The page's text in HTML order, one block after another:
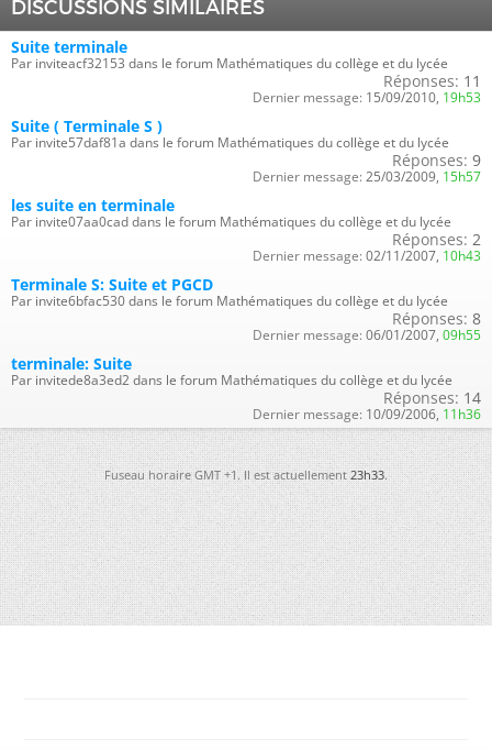
DISCUSSIONS SIMILAIRES
Suite terminale
Par inviteacf32153 dans le forum Mathématiques du collège et du lycée
Réponses: 11
Dernier message: 15/09/2010, 19h53
Suite ( Terminale S )
Par invite57daf81a dans le forum Mathématiques du collège et du lycée
Réponses: 9
Dernier message: 25/03/2009, 15h57
les suite en terminale
Par invite07aa0cad dans le forum Mathématiques du collège et du lycée
Réponses: 2
Dernier message: 02/11/2007, 10h43
Terminale S: Suite et PGCD
Par invite6bfac530 dans le forum Mathématiques du collège et du lycée
Réponses: 8
Dernier message: 06/01/2007, 09h55
terminale: Suite
Par invitede8a3ed2 dans le forum Mathématiques du collège et du lycée
Réponses: 14
Dernier message: 10/09/2006, 11h36
Fuseau horaire GMT +1. Il est actuellement23h33.